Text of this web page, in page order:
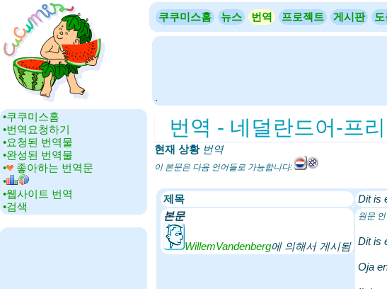
쿠쿠미스홈 뉴스 번역 프로젝트 게시판
.
•‎쿠쿠미스홈
•‎번역요청하기
•‎요청된 번역물
•‎완성된 번역물
•‎
좋아하는 번역문
•‎
•‎웹사이트 번역
•‎검색
번역 - 네덜란드어-프
현재 상황‎ 번역
이 본문은 다음 언어들로 가능합니다:
제목
Dit is
본문
WillemVandenberg에 의해서 게시됨
원문
Dit is
Oja